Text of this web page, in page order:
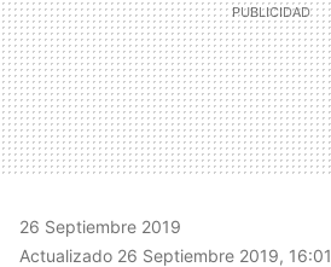
26 Septiembre 2019
Actualizado 26 Septiembre 2019, 16:01